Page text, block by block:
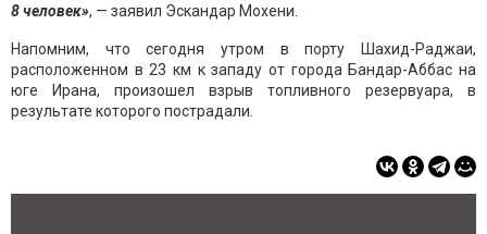
8 человек», — заявил Эскандар Мохени.
Напомним, что сегодня утром в порту Шахид-Раджаи,
расположенном в 23 км к западу от города Бандар-Аббас на
юге Ирана, произошел взрыв топливного резервуара, в
результате которого пострадали.